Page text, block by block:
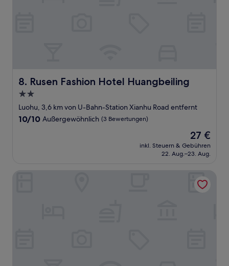
8. Rusen Fashion Hotel Huangbeiling
Rusen Fashion Hotel Huangbeiling
2.0-
Sterne-
Unterkunft
Luohu, 3,6 km von U-Bahn-Station Xianhu Road entfernt
10.0
10/10 Außergewöhnlich (3 Bewertungen)
Der
Preis
beträgt
27 €
inkl. Steuern & Gebühren
22. Aug.–23. Aug.